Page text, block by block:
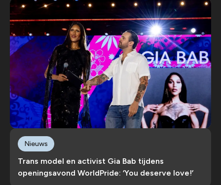
Trans model en activist Gia Bab tijdens
openingsavond WorldPride: ‘You deserve love!’
Nieuws